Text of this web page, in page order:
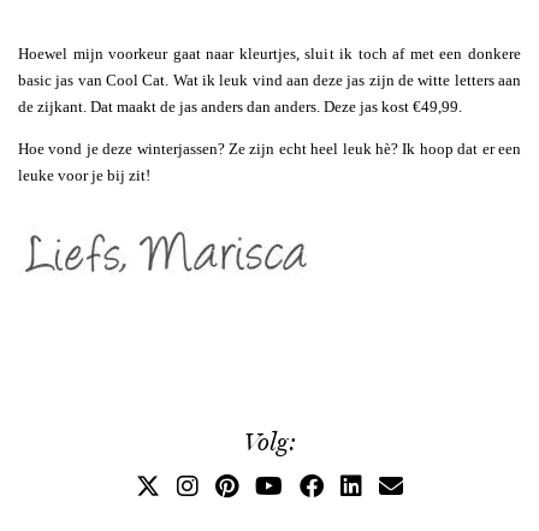
Hoewel mijn voorkeur gaat naar kleurtjes, sluit ik toch af met een donkere
basic jas van Cool Cat. Wat ik leuk vind aan deze jas zijn de witte letters aan
de zijkant. Dat maakt de jas anders dan anders. Deze jas kost €49,99.
Hoe vond je deze winterjassen? Ze zijn echt heel leuk hè? Ik hoop dat er een
leuke voor je bij zit!
Volg: